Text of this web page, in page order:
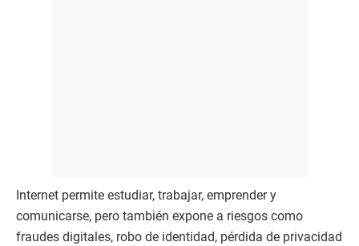
Internet permite estudiar, trabajar, emprender y
comunicarse, pero también expone a riesgos como
fraudes digitales, robo de identidad, pérdida de privacidad